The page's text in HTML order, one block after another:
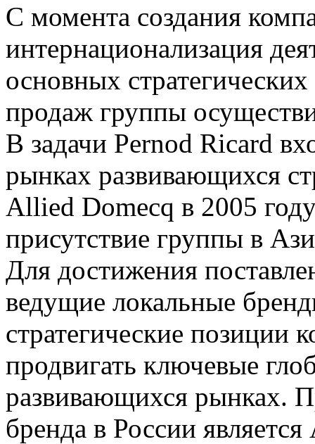
С момента создания
интернационализация
основных
продаж группы
В задачи Pernod Ricard
рынках развивающихся
Allied Domecq в 2005
присутствие группы в
Для достижения
ведущие локальные
стратегические позиции
продвигать ключевые
развивающихся рынках.
бренда в России